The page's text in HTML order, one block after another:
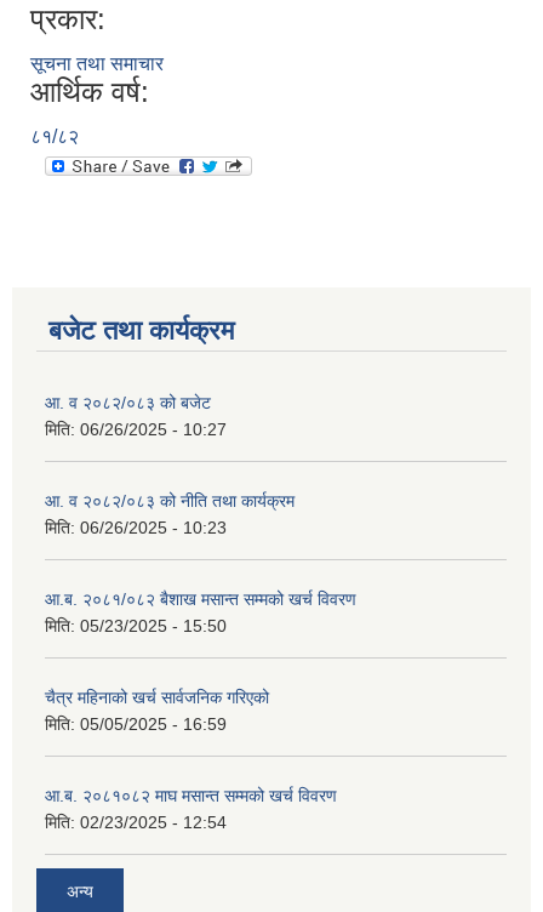
प्रकार:
सूचना तथा समाचार
आर्थिक वर्ष:
८१/८२
बजेट तथा कार्यक्रम
आ. व २०८२/०८३ को बजेट
मिति: 06/26/2025 - 10:27
आ. व २०८२/०८३ को नीति तथा कार्यक्रम
मिति: 06/26/2025 - 10:23
आ.ब. २०८१/०८२ बैशाख मसान्त सम्मको खर्च विवरण
मिति: 05/23/2025 - 15:50
चैत्र महिनाको खर्च सार्वजनिक गरिएको
मिति: 05/05/2025 - 16:59
आ.ब. २०८१०८२ माघ मसान्त सम्मको खर्च विवरण
मिति: 02/23/2025 - 12:54
अन्य